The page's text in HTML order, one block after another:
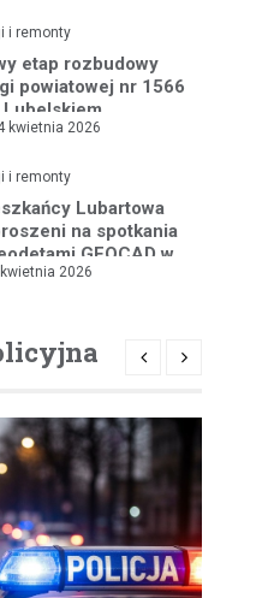
i remonty
etap rozbudowy
powiatowej nr 1566
Lubelskiem
kwietnia 2026
i remonty
Lubartowa
na spotkania
GEOCAD w
budowy S19
2026